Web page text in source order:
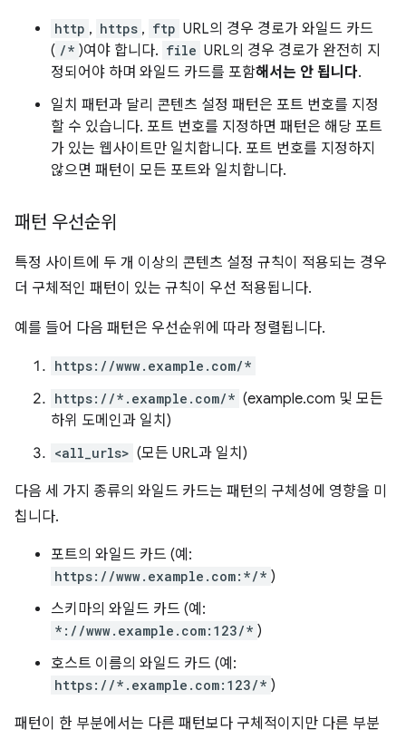
http , https , ftp URL의 경우 경로가 와일드 카드
( /* )여야 합니다. file URL의 경우 경로가 완전히 지
정되어야 하며 와일드 카드를 포함해서는 안 됩니다.
일치 패턴과 달리 콘텐츠 설정 패턴은 포트 번호를 지정
할 수 있습니다. 포트 번호를 지정하면 패턴은 해당 포트
가 있는 웹사이트만 일치합니다. 포트 번호를 지정하지
않으면 패턴이 모든 포트와 일치합니다.
패턴 우선순위
특정 사이트에 두 개 이상의 콘텐츠 설정 규칙이 적용되는 경우
더 구체적인 패턴이 있는 규칙이 우선 적용됩니다.
예를 들어 다음 패턴은 우선순위에 따라 정렬됩니다.
https://www.example.com/*
https://*.example.com/* (example.com 및 모든
하위 도메인과 일치)
<all_urls> (모든 URL과 일치)
다음 세 가지 종류의 와일드 카드는 패턴의 구체성에 영향을 미
칩니다.
포트의 와일드 카드 (예:
https://www.example.com:*/* )
스키마의 와일드 카드 (예:
*://www.example.com:123/* )
호스트 이름의 와일드 카드 (예:
https://*.example.com:123/* )
패턴이 한 부분에서는 다른 패턴보다 구체적이지만 다른 부분